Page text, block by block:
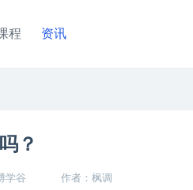
程 资讯
？
学谷 作者：枫调